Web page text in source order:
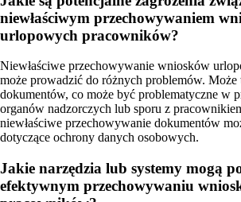
niewłaściwym przechowywaniem
urlopowych pracowników?
Niewłaściwe przechowywanie wniosków
może prowadzić do różnych problemów. Może
dokumentów, co może być problematyczne w
organów nadzorczych lub sporu z
niewłaściwe przechowywanie dokumentów
dotyczące ochrony danych osobowych.
Jakie narzędzia lub systemy mogą
efektywnym przechowywaniu